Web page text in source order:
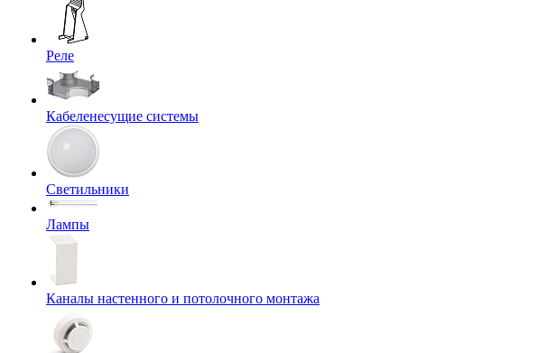
Реле
Кабеленесущие системы
Светильники
Лампы
Каналы настенного и потолочного монтажа